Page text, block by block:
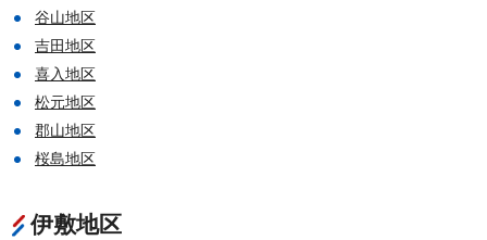
谷山地区
吉田地区
喜入地区
松元地区
郡山地区
桜島地区
伊敷地区